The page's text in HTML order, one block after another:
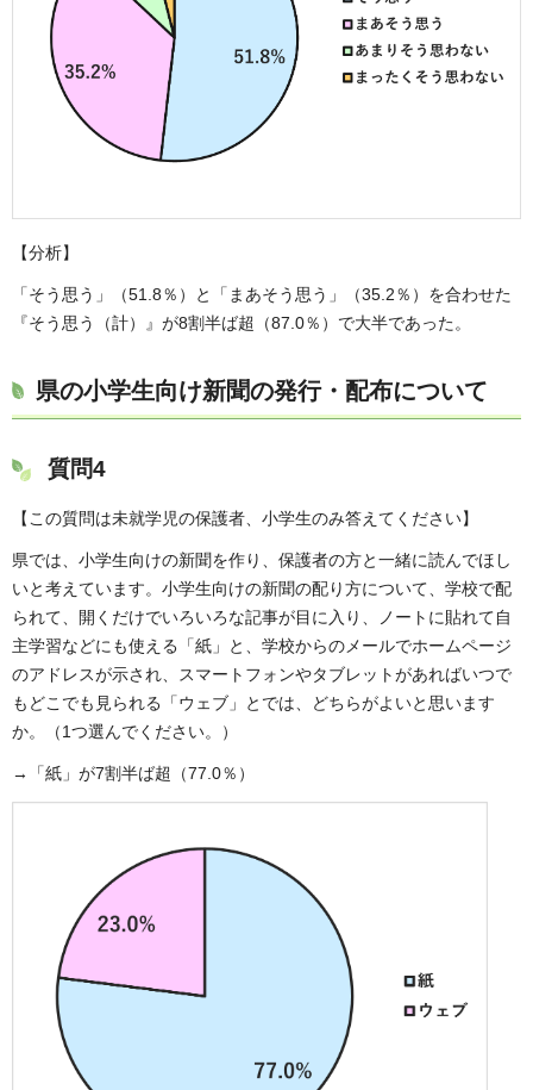
【分析】
「そう思う」（51.8％）と「まあそう思う」（35.2％）を合わせた
『そう思う（計）』が8割半ば超（87.0％）で大半であった。
県の小学生向け新聞の発行・配布について
質問4
【この質問は未就学児の保護者、小学生のみ答えてください】
県では、小学生向けの新聞を作り、保護者の方と一緒に読んでほし
いと考えています。小学生向けの新聞の配り方について、学校で配
られて、開くだけでいろいろな記事が目に入り、ノートに貼れて自
主学習などにも使える「紙」と、学校からのメールでホームページ
のアドレスが示され、スマートフォンやタブレットがあればいつで
もどこでも見られる「ウェブ」とでは、どちらがよいと思います
か。（1つ選んでください。）
→「紙」が7割半ば超（77.0％）